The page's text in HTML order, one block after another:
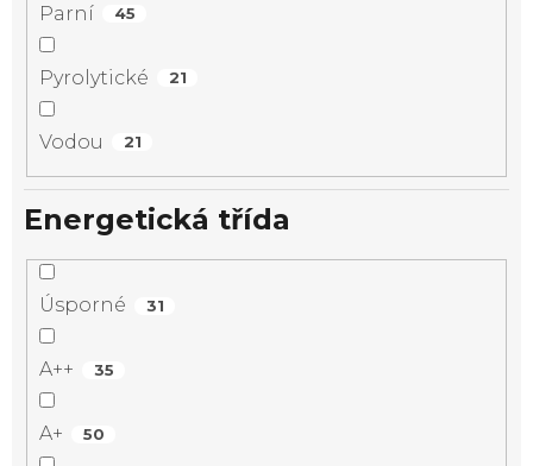
Parní 45
Pyrolytické 21
Vodou 21
Energetická třída
Úsporné 31
A++ 35
A+ 50